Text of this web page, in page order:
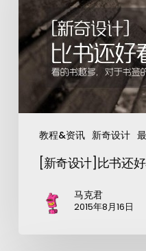
教程&资讯 新奇设计
[新奇设计]比书还
马克君
2015年8月16日